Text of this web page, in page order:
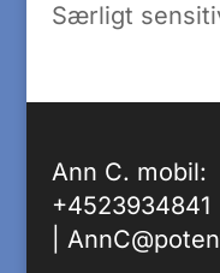
Særligt
Ann C. mobil:
+4523934841